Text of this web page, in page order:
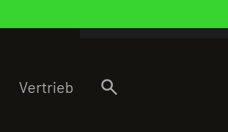
Vertrieb search